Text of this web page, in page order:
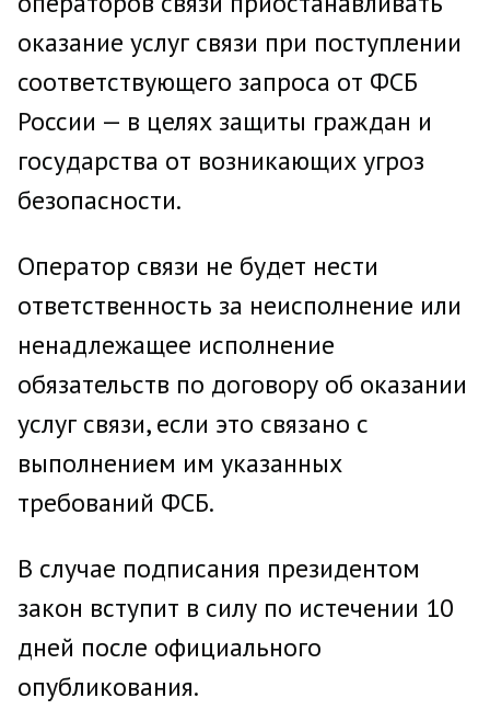
оказание услуг связи при поступлении
соответствующего запроса от ФСБ
России — в целях защиты граждан и
государства от возникающих угроз
безопасности.
Оператор связи не будет нести
ответственность за неисполнение или
ненадлежащее исполнение
обязательств по договору об оказании
услуг связи, если это связано с
выполнением им указанных
требований ФСБ.
В случае подписания президентом
закон вступит в силу по истечении 10
дней после официального
опубликования.